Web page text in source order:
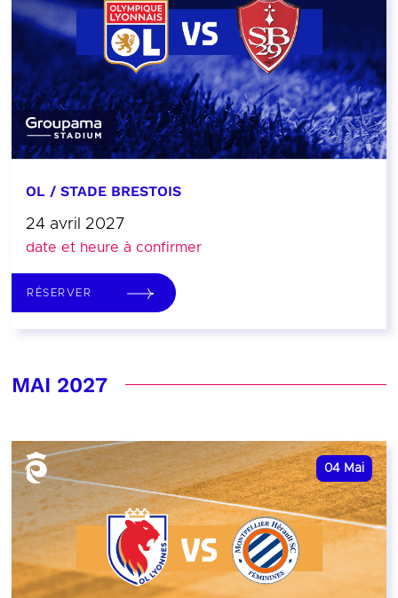
OL / STADE BRESTOIS
24 avril 2027
date et heure à confirmer
RÉSERVER
MAI 2027
04 Mai